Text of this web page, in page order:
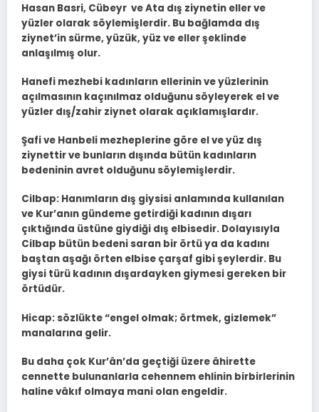
Hasan Basri, Cübeyr ve Ata dış ziynetin eller ve
yüzler olarak söylemişlerdir. Bu bağlamda dış
ziynet’in sürme, yüzük, yüz ve eller şeklinde
anlaşılmış olur.
Hanefi mezhebi kadınların ellerinin ve yüzlerinin
açılmasının kaçınılmaz olduğunu söyleyerek el ve
yüzler dış/zahir ziynet olarak açıklamışlardır.
Şafi ve Hanbeli mezheplerine göre el ve yüz dış
ziynettir ve bunların dışında bütün kadınların
bedeninin avret olduğunu söylemişlerdir.
Cilbap: Hanımların dış giysisi anlamında kullanılan
ve Kur’anın gündeme getirdiği kadının dışarı
çıktığında üstüne giydiği dış elbisedir. Dolayısıyla
Cilbap bütün bedeni saran bir örtü ya da kadını
baştan aşağı örten elbise çarşaf gibi şeylerdir. Bu
giysi türü kadının dışardayken giymesi gereken bir
örtüdür.
Hicap: sözlükte “engel olmak; örtmek, gizlemek”
manalarına gelir.
Bu daha çok Kur’ân’da geçtiği üzere âhirette
cennette bulunanlarla cehennem ehlinin birbirlerinin
haline vâkıf olmaya mani olan engeldir.